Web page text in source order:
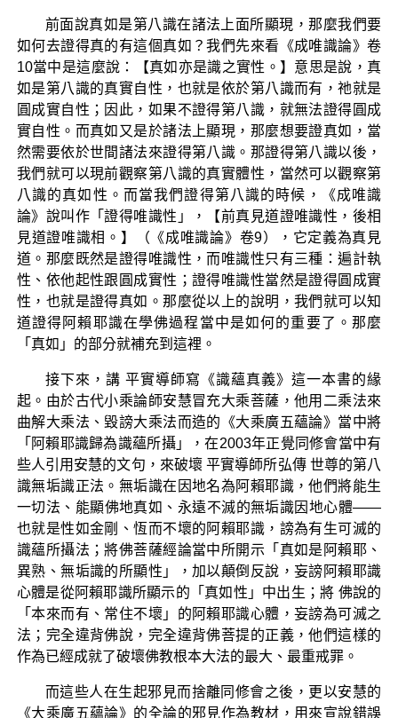
前面說真如是第八識在諸法上面所顯現，那麼我們要
如何去證得真的有這個真如？我們先來看《成唯識論》卷
10當中是這麼說：【真如亦是識之實性。】意思是說，真
如是第八識的真實自性，也就是依於第八識而有，祂就是
圓成實自性；因此，如果不證得第八識，就無法證得圓成
實自性。而真如又是於諸法上顯現，那麼想要證真如，當
然需要依於世間諸法來證得第八識。那證得第八識以後，
我們就可以現前觀察第八識的真實體性，當然可以觀察第
八識的真如性。而當我們證得第八識的時候，《成唯識
論》說叫作「證得唯識性」，【前真見道證唯識性，後相
見道證唯識相。】（《成唯識論》卷9），它定義為真見
道。那麼既然是證得唯識性，而唯識性只有三種：遍計執
性、依他起性跟圓成實性；證得唯識性當然是證得圓成實
性，也就是證得真如。那麼從以上的說明，我們就可以知
道證得阿賴耶識在學佛過程當中是如何的重要了。那麼
「真如」的部分就補充到這裡。
接下來，講 平實導師寫《識蘊真義》這一本書的緣
起。由於古代小乘論師安慧冒充大乘菩薩，他用二乘法來
曲解大乘法、毀謗大乘法而造的《大乘廣五蘊論》當中將
「阿賴耶識歸為識蘊所攝」，在2003年正覺同修會當中有
些人引用安慧的文句，來破壞 平實導師所弘傳 世尊的第八
識無垢識正法。無垢識在因地名為阿賴耶識，他們將能生
一切法、能顯佛地真如、永遠不滅的無垢識因地心體——
也就是性如金剛、恆而不壞的阿賴耶識，謗為有生可滅的
識蘊所攝法；將佛菩薩經論當中所開示「真如是阿賴耶、
異熟、無垢識的所顯性」，加以顛倒反說，妄謗阿賴耶識
心體是從阿賴耶識所顯示的「真如性」中出生；將 佛說的
「本來而有、常住不壞」的阿賴耶識心體，妄謗為可滅之
法；完全違背佛說，完全違背佛菩提的正義，他們這樣的
作為已經成就了破壞佛教根本大法的最大、最重戒罪。
而這些人在生起邪見而捨離同修會之後，更以安慧的
《大乘廣五蘊論》的全論的邪見作為教材，用來宣說錯誤